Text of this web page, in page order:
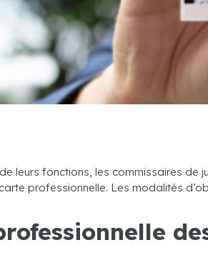
leurs fonctions, les commissaires
professionnelle. Les modalités